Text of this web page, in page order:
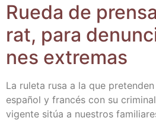
Rue­da de
rat, para
nes extremas
La rule­ta rusa a la que
espa­ñol y fran­cés con su
vigen­te sitúa a nues­tros